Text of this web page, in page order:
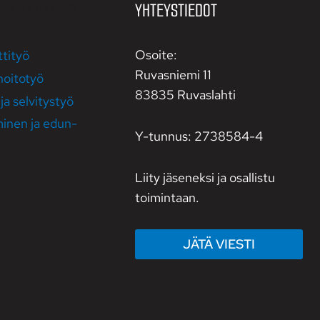
selvitystyö
ja edun­
YHTEYSTIEDOT
Osoite:
Ruvasniemi 11
83835 Ruvaslahti
Y-tunnus: 2738584-4
Liity jäseneksi ja osallistu
toimintaan.
JÄTÄ VIESTI